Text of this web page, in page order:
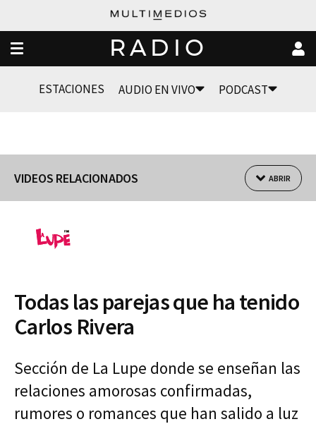
RADIO
ESTACIONES AUDIO EN VIVO PODCAST
VIDEOS RELACIONADOS ABRIR
Todas las parejas que ha tenido
Carlos Rivera
Sección de La Lupe donde se enseñan las
relaciones amorosas confirmadas,
rumores o romances que han salido a luz